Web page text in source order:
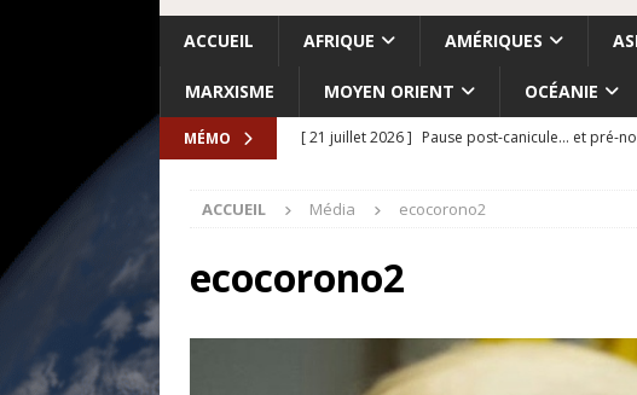
ACCUEIL AFRIQUE AMÉRIQUES
MARXISME MOYEN ORIENT OCÉANIE
MÉMO [ 21 juillet 2026 ] Pause post-canicule… et pré-
[ 18 juillet 2026 ] Israël-Palestine. «Accentuation
avant les élections du 27 octobre»
goût… et une menace»
ETATS-UNIS
[ 17 juillet 2026 ]
Iran. Le retour de l’option
ACCUEIL Média ecocorono2
ecocorono2